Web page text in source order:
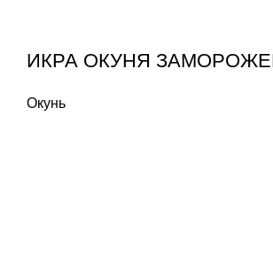
ИКРА ОКУНЯ
Окунь